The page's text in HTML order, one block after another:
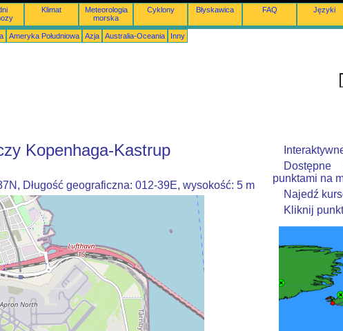
Klimat
Meteorologia
morska
Cyklony Błyskawica FAQ Języki
Ameryka Południowa Azja Australia-Oceania Inny
Kopenhaga-Kastrup
Długość geograficzna: 012-39E, wysokość: 5 m
Dostępne
punktami na
Najedź
Kliknij